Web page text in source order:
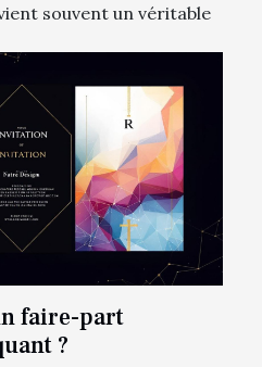
souvent un véritable
faire-part
?